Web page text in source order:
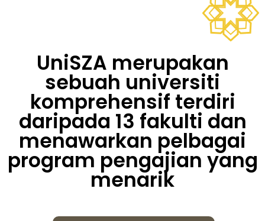
UniSZA merupakan
sebuah universiti
komprehensif terdiri
daripada 13 fakulti dan
menawarkan pelbagai
program pengajian yang
menarik